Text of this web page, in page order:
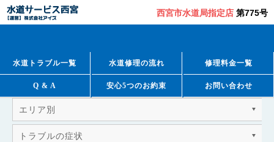
西宮市水道局指定店 第775号
水道トラブル一覧 水道修理の流れ 修理料金一覧
Q & A 安心5つのお約束 お問い合わせ
エリア別
トラブルの症状